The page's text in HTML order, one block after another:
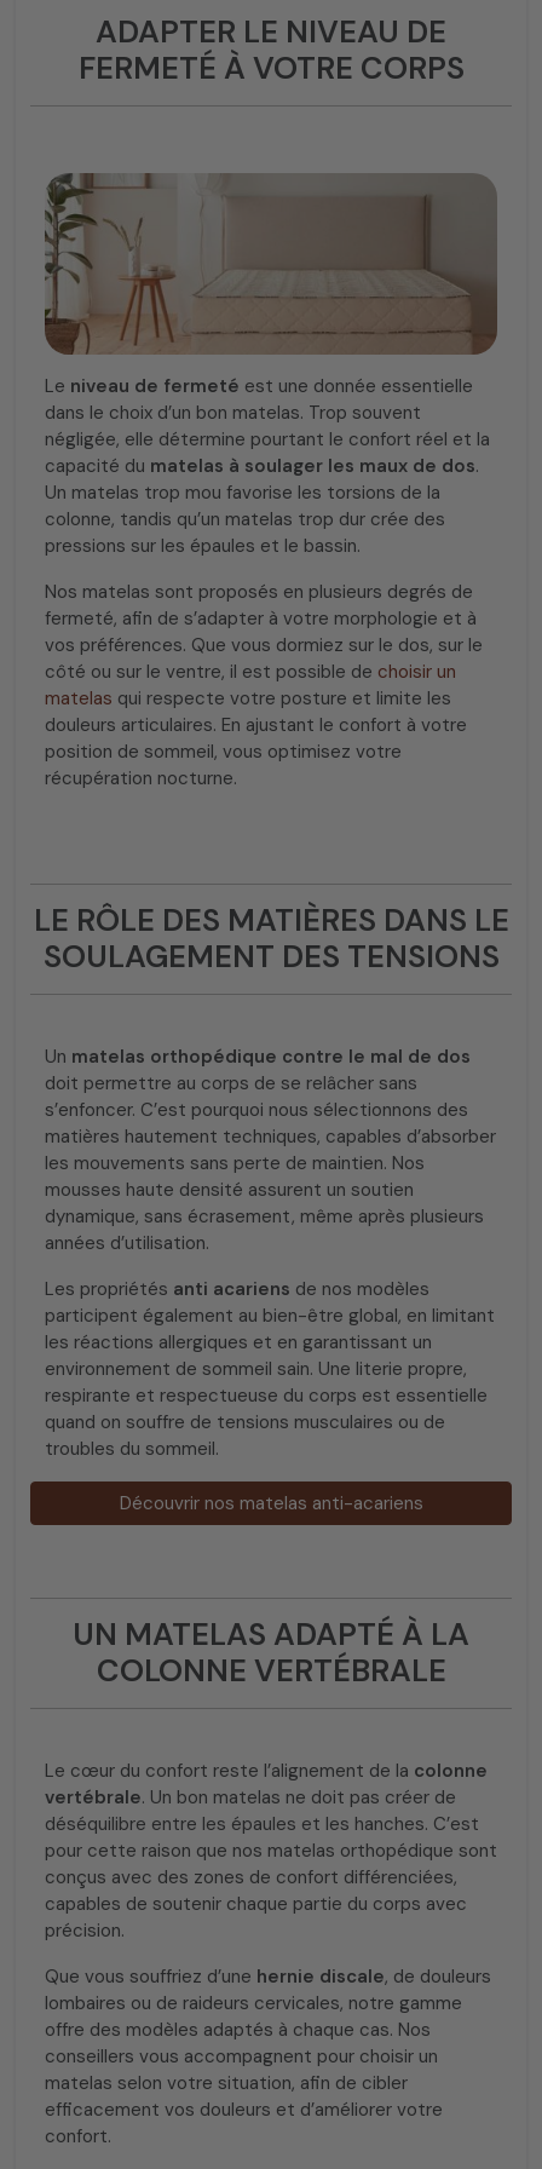
ADAPTER LE NIVEAU DE
FERMETÉ À VOTRE CORPS
Le niveau de fermeté est une donnée essentielle
dans le choix d’un bon matelas. Trop souvent
négligée, elle détermine pourtant le confort réel et la
capacité du matelas à soulager les maux de dos.
Un matelas trop mou favorise les torsions de la
colonne, tandis qu’un matelas trop dur crée des
pressions sur les épaules et le bassin.
Nos matelas sont proposés en plusieurs degrés de
fermeté, afin de s’adapter à votre morphologie et à
vos préférences. Que vous dormiez sur le dos, sur le
côté ou sur le ventre, il est possible de choisir un
matelas qui respecte votre posture et limite les
douleurs articulaires. En ajustant le confort à votre
position de sommeil, vous optimisez votre
récupération nocturne.
LE RÔLE DES MATIÈRES DANS LE
SOULAGEMENT DES TENSIONS
Un matelas orthopédique contre le mal de dos
doit permettre au corps de se relâcher sans
s’enfoncer. C’est pourquoi nous sélectionnons des
matières hautement techniques, capables d’absorber
les mouvements sans perte de maintien. Nos
mousses haute densité assurent un soutien
dynamique, sans écrasement, même après plusieurs
années d’utilisation.
Les propriétés anti acariens de nos modèles
participent également au bien-être global, en limitant
les réactions allergiques et en garantissant un
environnement de sommeil sain. Une literie propre,
respirante et respectueuse du corps est essentielle
quand on souffre de tensions musculaires ou de
troubles du sommeil.
Découvrir nos matelas anti-acariens
UN MATELAS ADAPTÉ À LA
COLONNE VERTÉBRALE
Le cœur du confort reste l’alignement de la colonne
vertébrale. Un bon matelas ne doit pas créer de
déséquilibre entre les épaules et les hanches. C’est
pour cette raison que nos matelas orthopédique sont
conçus avec des zones de confort différenciées,
capables de soutenir chaque partie du corps avec
précision.
Que vous souffriez d’une hernie discale, de douleurs
lombaires ou de raideurs cervicales, notre gamme
offre des modèles adaptés à chaque cas. Nos
conseillers vous accompagnent pour choisir un
matelas selon votre situation, afin de cibler
efficacement vos douleurs et d’améliorer votre
confort.